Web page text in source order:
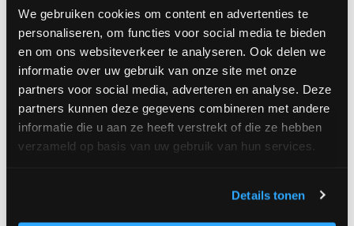
We gebruiken cookies om content en advertenties te
personaliseren, om functies voor social media te bieden
en om ons websiteverkeer te analyseren. Ook delen we
informatie over uw gebruik van onze site met onze
partners voor social media, adverteren en analyse. Deze
partners kunnen deze gegevens combineren met andere
informatie die u aan ze heeft verstrekt of die ze hebben
verzameld op basis van uw gebruik van hun services.
Details tonen
beschikbaar moet zijn. De visspecialist is verplicht
deze informatie inzichtelijk te maken als zijn
klanten hierom vragen. Er zal dus
grondstofinformatie van alle producten aanwezig
moeten zijn.
De belangrijkste wijzigingen op een rij:
De grootte van de letters op de verpakking of het